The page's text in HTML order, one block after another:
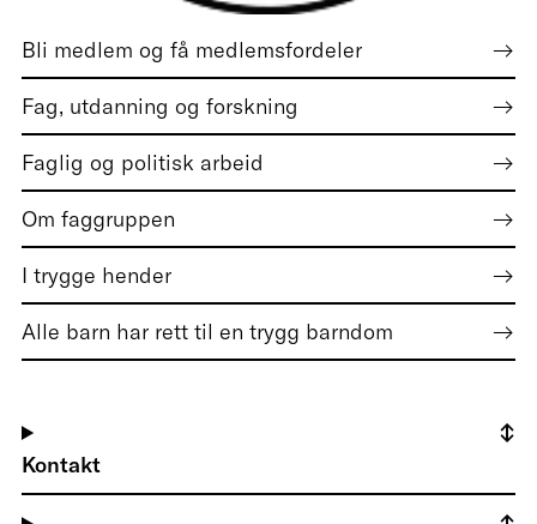
Bli medlem og få medlemsfordeler
Fag, utdanning og forskning
Faglig og politisk arbeid
Om faggruppen
I trygge hender
Alle barn har rett til en trygg barndom
Kontakt